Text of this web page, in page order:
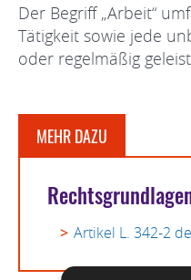
Der Begriff „Arbeit“
Tätigkeit sowie jede
oder regelmäßig
MEHR DAZU
Artikel L. 342-2